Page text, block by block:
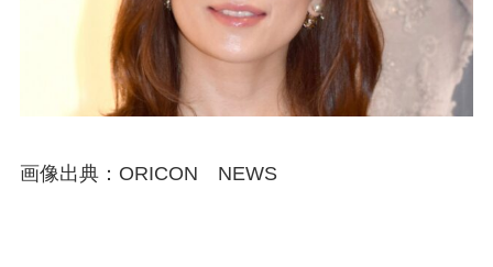
画像出典：ORICON NEWS